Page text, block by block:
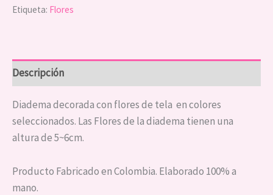
Etiqueta: Flores
Descripción
Diadema decorada con flores de tela en colores
seleccionados. Las Flores de la diadema tienen una
altura de 5~6cm.
Producto Fabricado en Colombia. Elaborado 100% a
mano.